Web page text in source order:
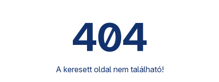
404
A keresett oldal nem található!